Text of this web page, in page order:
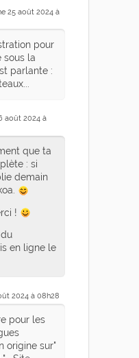
25 août 2024 à
pour
sous la
parlante :
août 2024 à
que ta
: si
demain
!
en ligne le
2024 à 08h28
pour les
origine sur"